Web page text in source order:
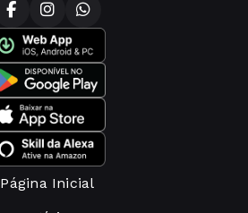
Página Inicial